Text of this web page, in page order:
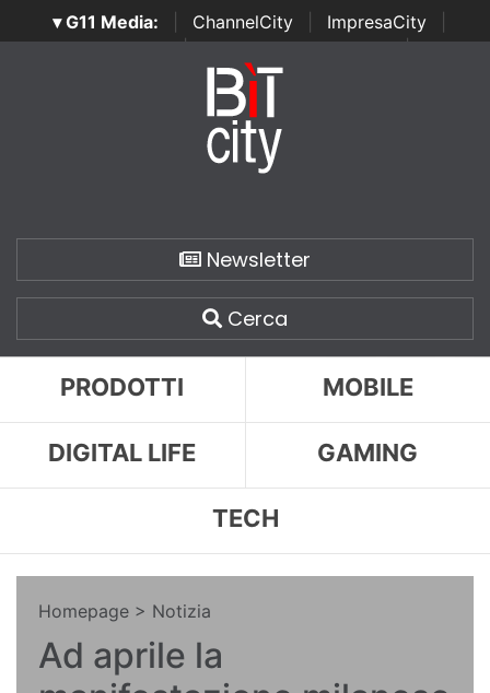
▾ G11 Media: ChannelCity ImpresaCity
SecurityOpenLab | Italian Channel Awards | Italian
Italian Security Awards
Newsletter
Cerca
PRODOTTI MOBILE
DIGITAL LIFE GAMING
TECH
Homepage > Notizia
Ad aprile la